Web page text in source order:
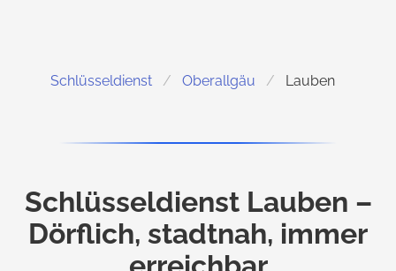
Schlüsseldienst Oberallgäu Lauben
Schlüsseldienst Lauben –
Dörflich, stadtnah, immer